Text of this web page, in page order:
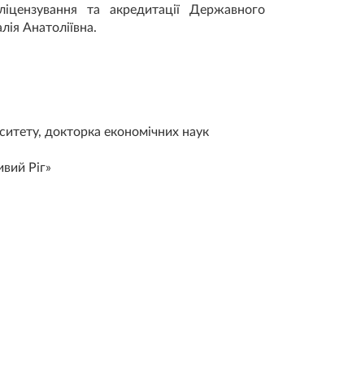
та акредитації Державного
Анатоліївна.
докторка економічних наук
Ріг»